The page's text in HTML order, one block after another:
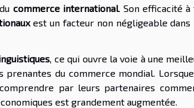
commerce international. Son efficacité
est un facteur non négligeable
, ce qui ouvre la voie à une
du commerce mondial.
par leurs partenaires
est grandement augmentée.